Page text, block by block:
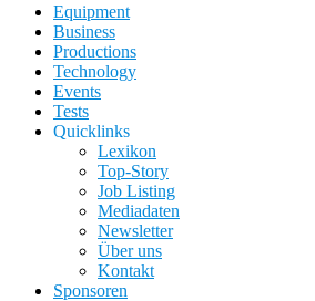
Equipment
Business
Productions
Technology
Events
Tests
Quicklinks
Lexikon
Top-Story
Job Listing
Mediadaten
Newsletter
Über uns
Kontakt
Sponsoren